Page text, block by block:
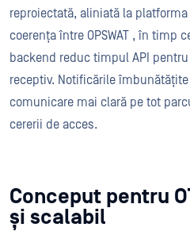
reproiectată, aliniată la platforma
coerența între OPSWAT , în timp
backend reduc timpul API
receptiv. Notificările
comunicare mai clară pe tot
cererii de acces.
Conceput pentru
și scalabil